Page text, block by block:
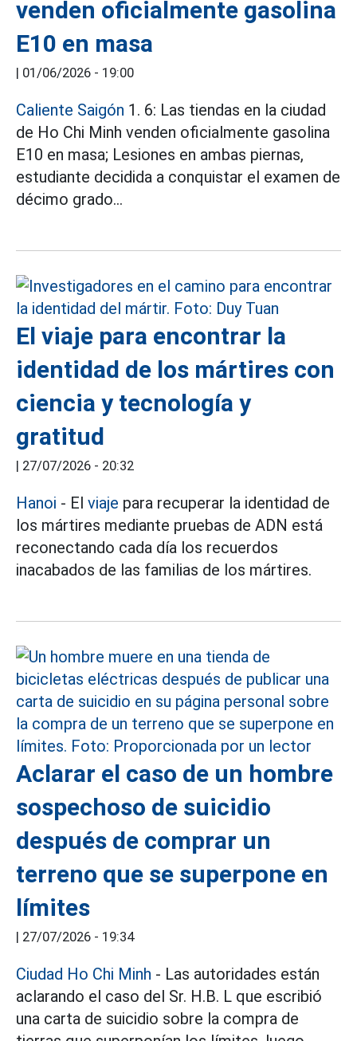
venden oficialmente gasolina
E10 en masa
| 01/06/2026 - 19:00
Caliente Saigón 1. 6: Las tiendas en la ciudad
de Ho Chi Minh venden oficialmente gasolina
E10 en masa; Lesiones en ambas piernas,
estudiante decidida a conquistar el examen de
décimo grado...
El viaje para encontrar la
identidad de los mártires con
ciencia y tecnología y
gratitud
| 27/07/2026 - 20:32
Hanoi - El viaje para recuperar la identidad de
los mártires mediante pruebas de ADN está
reconectando cada día los recuerdos
inacabados de las familias de los mártires.
Aclarar el caso de un hombre
sospechoso de suicidio
después de comprar un
terreno que se superpone en
límites
| 27/07/2026 - 19:34
Ciudad Ho Chi Minh - Las autoridades están
aclarando el caso del Sr. H.B. L que escribió
una carta de suicidio sobre la compra de